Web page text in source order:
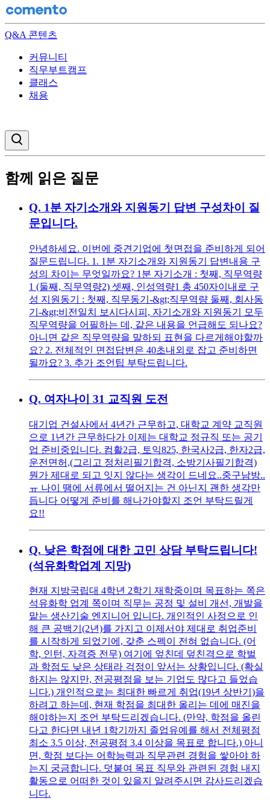
Q&A 콘텐츠
커뮤니티
직무부트캠프
클래스
채용
함께 읽은 질문
Q. 1분 자기소개와 지원동기 답변 구성차이 질
문입니다.
안녕하세요. 이번에 중견기업에 첫면접을 준비하게 되어
질문드립니다. 1. 1분 자기소개와 지원동기 답변내용 구
성의 차이는 무엇일까요? 1분 자기소개 : 첫째, 직무역량
1 (둘째, 직무역량2) 셋째, 인성역량1 총 450자이내로 구
성 지원동기 : 첫째, 직무동기-&gt;직무역량 둘째, 회사동
기-&gt;비전일치 보시다시피, 자기소개와 지원동기 모두
직무역량을 어필하는 데, 같은 내용을 언급해도 되나요?
아니면 같은 직무역량을 말하되 표현을 다르게해야할까
요? 2. 전체적인 면접답변은 40초내외로 잡고 준비하면
될까요? 3. 추가 조언팁 부탁드립니다.
Q. 여자나이 31 교직원 도전
대기업 건설사에서 4년간 근무하고, 대학교 계약 교직원
으로 1년간 근무하다가 이제는 대학교 정규직 또는 공기
업 준비중입니다. 컴활2급, 토익825, 한국사2급, 한자2급,
운전면허,(그리고 정처리필기합격, 소방기사필기합격)
뭔가 제대로 되고 잇지 않다는 생각이 드네요..중구남방..
ㅠ 나이 땜에 서류에서 떨어지는 건 아닌지 괜한 생각만
듭니다 어떻게 준비를 해나가야할지 조언 부탁드릴게
요!!
Q. 낮은 학점에 대한 고민 상담 부탁드립니다!
(석유화학업계 지망)
현재 지방국립대 4학년 2학기 재학중이며 목표하는 쪽은
석유화학 업계 쪽이며 직무는 공정 및 설비 개선, 개발을
맡는 생산기술 엔지니어 입니다. 개인적인 사정으로 인
해 큰 공백기(2년)를 가지고 이제서야 제대로 취업준비
를 시작하게 되었기에, 갖춘 스펙이 전혀 없습니다. (어
학, 인턴, 자격증 전무) 여기에 엎친데 덮친격으로 학벌
과 학점도 낮은 상태라 걱정이 앞서는 상황입니다. (확실
하지는 않지만, 전공평점을 보는 기업도 많다고 들었습
니다.) 개인적으로는 최대한 빠르게 취업(19년 상반기)을
하려고 하는데, 현재 학점을 최대한 올리는 데에 매진을
해야하는지 조언 부탁드리겠습니다. (만약, 학점을 올린
다고 한다면 내년 1학기까지 졸업유예를 해서 전체평점
최소 3.5 이상, 전공평점 3.4 이상을 목표로 합니다.) 아니
면, 학점 보다는 어학능력과 직무관련 경험을 쌓아야 하
는지 궁금합니다. 덧붙여 목표 직무와 관련된 경험 내지
활동으로 어떠한 것이 있을지 알려주시면 감사드리겠습
니다.